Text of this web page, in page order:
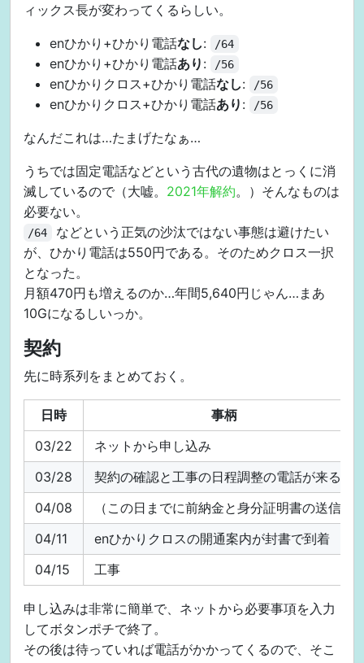
ィックス長が変わってくるらしい。
enひかり+ひかり電話なし: /64
enひかり+ひかり電話あり : /56
enひかりクロス+ひかり電話なし: /56
enひかりクロス+ひかり電話あり : /56
なんだこれは…たまげたなぁ…
うちでは固定電話などという古代の遺物はとっくに消
滅しているので（大嘘。 2021年解約。）そんなものは
必要ない。
/64
などという正気の沙汰ではない事態は避けたい
が、ひかり電話は550円である。そのためクロス一択
となった。
月額470円も増えるのか…年間5,640円じゃん…まあ
10Gになるしいっか。
契約
先に時系列をまとめておく。
日時
事柄
03/22
ネットから申し込み
03/28
契約の確認と工事の日程調整の電話が来る
04/08
（この日までに前納金と身分証明書の送信）
04/11
enひかりクロスの開通案内が封書で到着
04/15
工事
申し込みは非常に簡単で、ネットから必要事項を入力
してボタンポチで終了。
その後は待っていれば電話がかかってくるので、そこ